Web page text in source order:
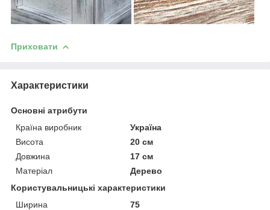
Приховати
Характеристики
Основні атрибути
Країна виробник
Україна
Висота
20 см
Довжина
17 см
Матеріал
Дерево
Користувальницькі характеристики
Ширина
75